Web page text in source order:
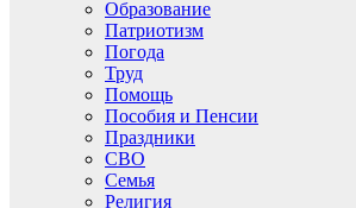
Образование
Патриотизм
Погода
Труд
Помощь
Пособия и Пенсии
Праздники
СВО
Семья
Религия